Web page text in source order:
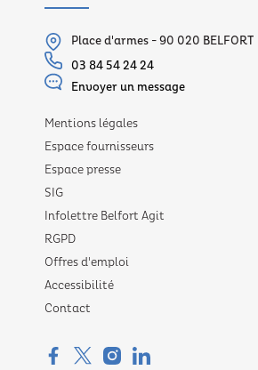
Place d'armes - 90 020 BELFORT
03 84 54 24 24
Envoyer un message
Mentions légales
Espace fournisseurs
Espace presse
SIG
Infolettre Belfort Agit
RGPD
Offres d'emploi
Accessibilité
Contact